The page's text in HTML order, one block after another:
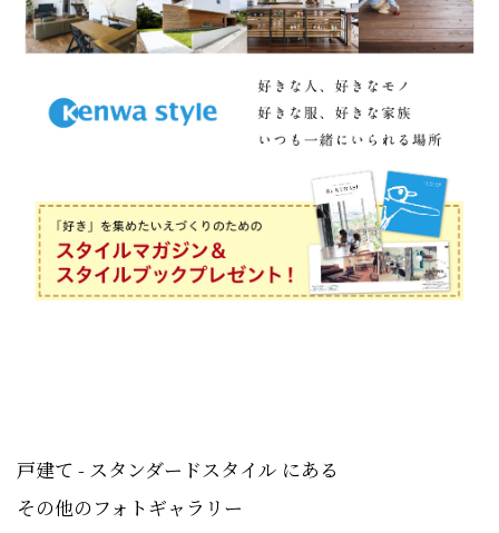
戸建て - スタンダードスタイル にある
その他のフォトギャラリー